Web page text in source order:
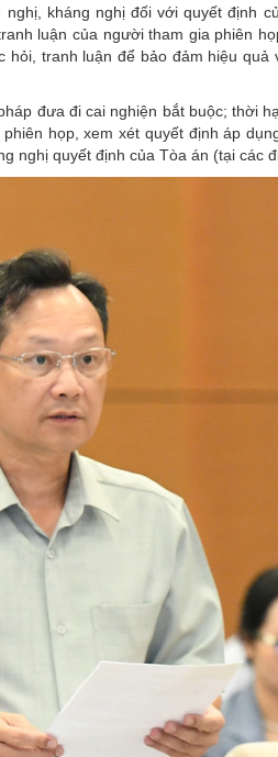
kháng nghị đối với quyết định
luận của người tham gia phiên
tranh luận để bảo đảm hiệu quả
đưa đi cai nghiện bắt buộc; thời
họp, xem xét quyết định áp
nghị quyết định của Tòa án (tại các